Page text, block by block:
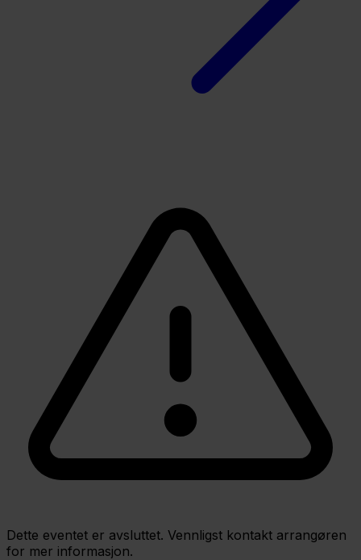
Dette eventet er avsluttet. Vennligst kontakt arrangøren
for mer informasjon.